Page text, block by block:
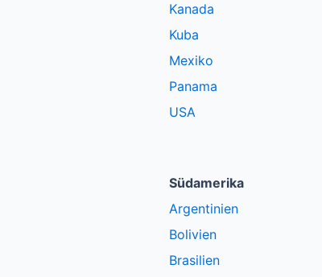
Kanada
Kuba
Mexiko
Panama
USA
Südamerika
Argentinien
Bolivien
Brasilien